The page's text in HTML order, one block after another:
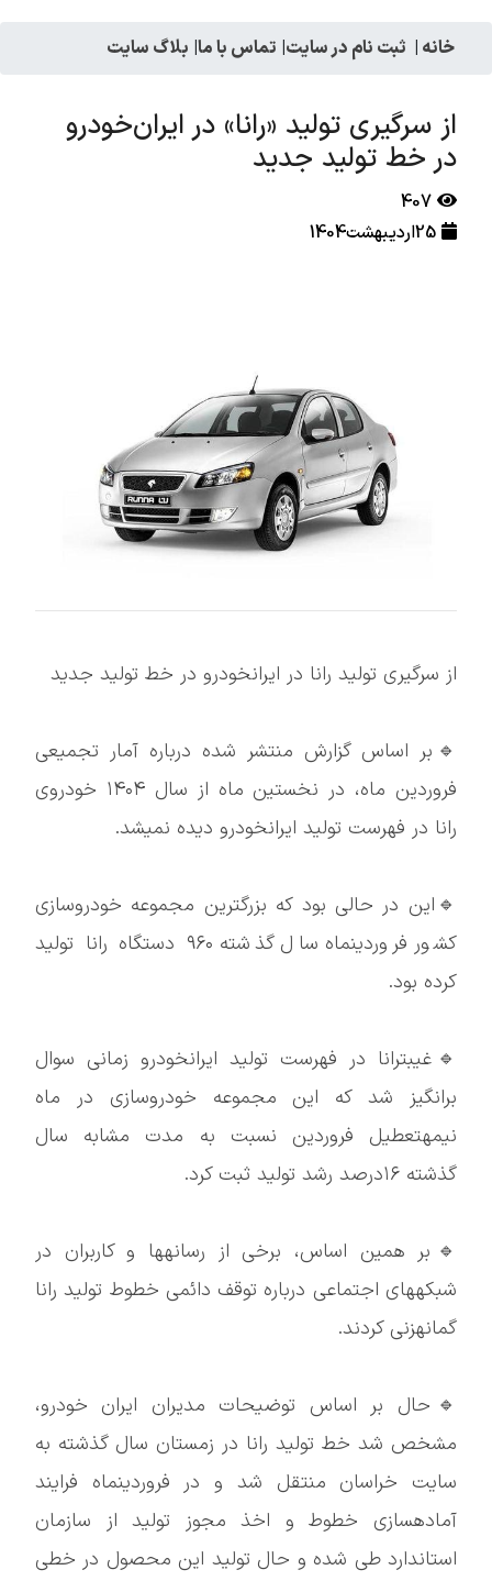
خانه | ثبت نام در سایت| تماس با ما| بلاگ سایت
از سرگیری تولید «رانا» در ایران‌خودرو
در خط تولید جدید
407
25اردیبهشت1404
از سرگیری تولید رانا در ایرانخودرو در خط تولید جدید
🔹بر اساس گزارش منتشر شده درباره آمار تجمیعی
فروردین ماه، در نخستین ماه از سال ۱۴۰۴ خودروی
رانا در فهرست تولید ایرانخودرو دیده نمیشد.
🔹این در حالی بود که بزرگترین مجموعه خودروسازی
کشور فروردینماه سال گذشته ۹۶۰ دستگاه رانا تولید
کرده بود.
🔹غیبترانا در فهرست تولید ایرانخودرو زمانی سوال
برانگیز شد که این مجموعه خودروسازی در ماه
نیمهتعطیل فروردین نسبت به مدت مشابه سال
گذشته ۱۶درصد رشد تولید ثبت کرد.
🔹بر همین اساس، برخی از رسانهها و کاربران در
شبکههای اجتماعی درباره توقف دائمی خطوط تولید رانا
گمانهزنی کردند.
🔹حال بر اساس توضیحات مدیران ایران خودرو،
مشخص شد خط تولید رانا در زمستان سال گذشته به
سایت خراسان منتقل شد و در فروردینماه فرایند
آمادهسازی خطوط و اخذ مجوز تولید از سازمان
استاندارد طی شده و حال تولید این محصول در خطی